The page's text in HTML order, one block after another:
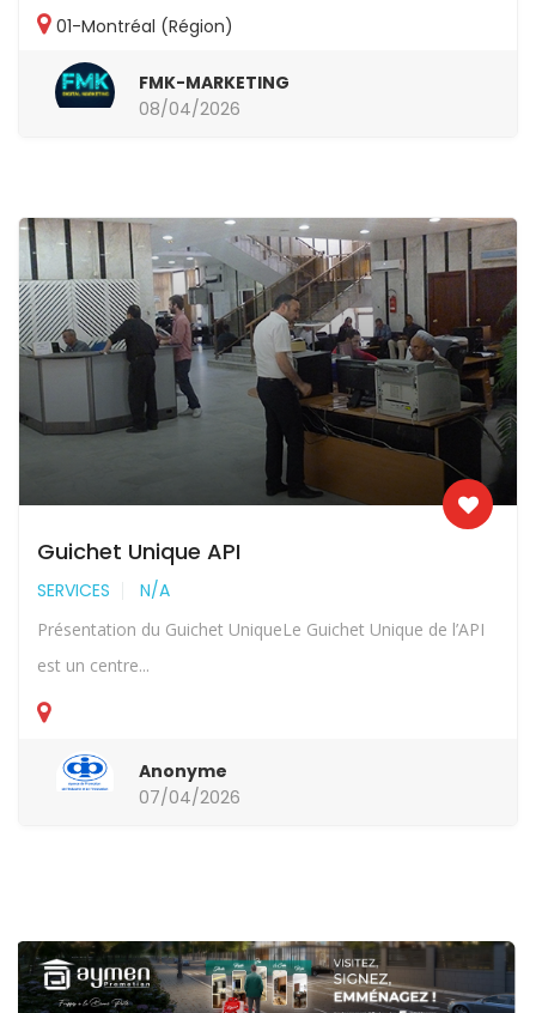
01-Montréal (Région)
FMK-MARKETING
08/04/2026
Guichet Unique API
SERVICES N/A
Présentation du Guichet UniqueLe Guichet Unique de l’API
est un centre...
Anonyme
07/04/2026